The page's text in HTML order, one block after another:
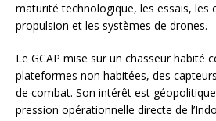
maturité technologique, les essais, les
propulsion et les systèmes de drones.
Le GCAP mise sur un chasseur habité
plateformes non habitées, des
de combat. Son intérêt est
pression opérationnelle directe de